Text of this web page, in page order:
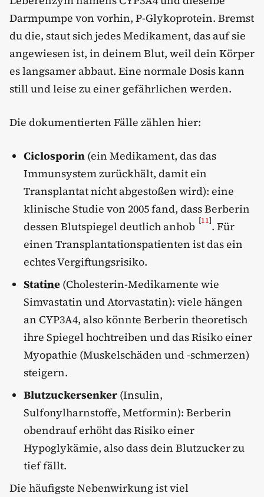
Darmpumpe von vorhin, P-Glykoprotein. Bremst
du die, staut sich jedes Medikament, das auf sie
angewiesen ist, in deinem Blut, weil dein Körper
es langsamer abbaut. Eine normale Dosis kann
still und leise zu einer gefährlichen werden.
Die dokumentierten Fälle zählen hier:
Ciclosporin (ein Medikament, das das
Immunsystem zurückhält, damit ein
Transplantat nicht abgestoßen wird): eine
klinische Studie von 2005 fand, dass Berberin
dessen Blutspiegel deutlich anhob [11]. Für
einen Transplantationspatienten ist das ein
echtes Vergiftungsrisiko.
Statine (Cholesterin-Medikamente wie
Simvastatin und Atorvastatin): viele hängen
an CYP3A4, also könnte Berberin theoretisch
ihre Spiegel hochtreiben und das Risiko einer
Myopathie (Muskelschäden und -schmerzen)
steigern.
Blutzuckersenker (Insulin,
Sulfonylharnstoffe, Metformin): Berberin
obendrauf erhöht das Risiko einer
Hypoglykämie, also dass dein Blutzucker zu
tief fällt.
Die häufigste Nebenwirkung ist viel